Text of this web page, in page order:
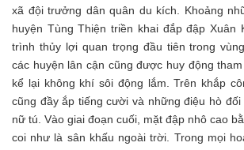
xã đội trưởng dân quân du kích. Khoảng
huyện Tùng Thiện triền khai đắp đập Xuân
trình thủy lợi quan trọng đầu tiên trong
các huyện lân cận cũng được huy động
kể lại không khí sôi động lắm. Trên khắp
cũng đầy ắp tiếng cười và những điệu hò đối
nữ tú. Vào giai đoạn cuối, mặt đập nhô cao
coi như là sân khấu ngoài trời. Trong mọi